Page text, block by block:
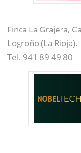
Finca La Grajera,
Logroño (La Rioja).
Tel. 941 89 49 80